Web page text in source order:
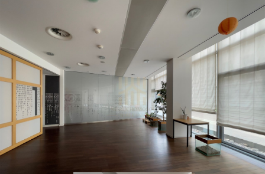
RELOKACJA / DOSTOSOWANIE UKŁADU /
WYPOSAŻENIE / PROJEKTY / WYCENY /
REMONT